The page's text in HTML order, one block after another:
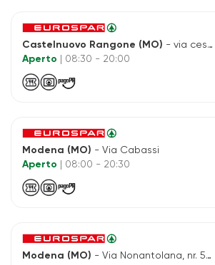
Castelnuovo Rangone (MO) - via cesare battisti
Aperto
| 08:30 - 20:00
Modena (MO) - Via Cabassi
Aperto
| 08:00 - 20:30
Modena (MO) - Via Nonantolana, nr. 537